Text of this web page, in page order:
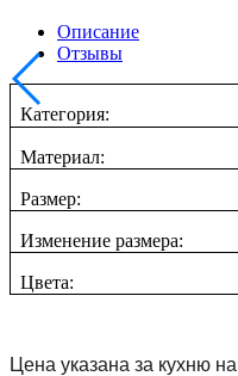
Описание
Отзывы
Категория:
Материал:
Размер:
Изменение размера:
Цвета:
Цена указана за кухню